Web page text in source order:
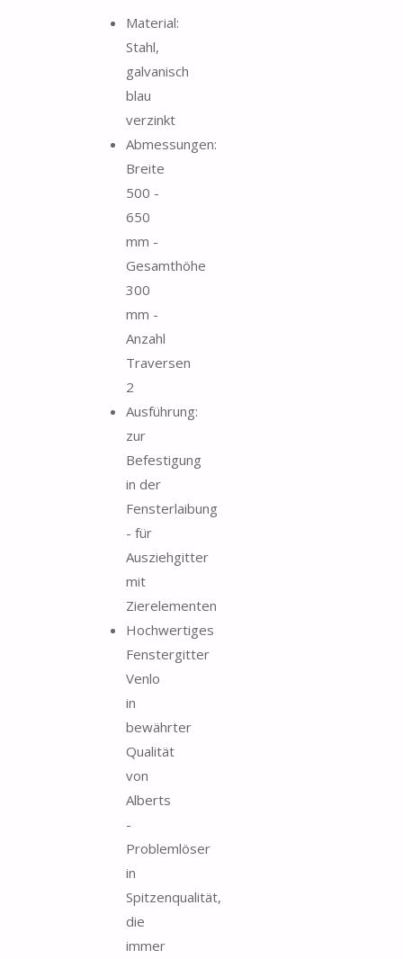
Material:
Stahl,
galvanisch
blau
verzinkt
Abmessungen:
Breite
500 -
650
mm -
Gesamthöhe
300
mm -
Anzahl
Traversen
2
Ausführung:
zur
Befestigung
in der
Fensterlaibung
- für
Ausziehgitter
mit
Zierelementen
Hochwertiges
Fenstergitter
Venlo
in
bewährter
Qualität
von
Alberts
-
Problemlöser
in
Spitzenqualität,
die
immer